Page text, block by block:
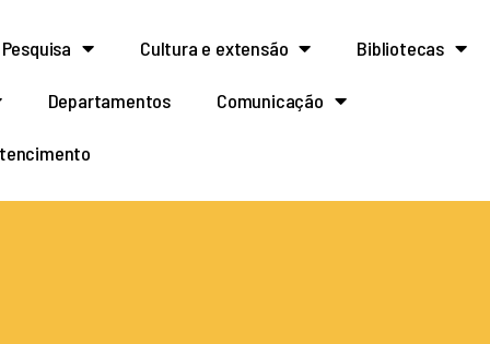
Pesquisa Cultura e extensão Bibliotecas
Departamentos Comunicação